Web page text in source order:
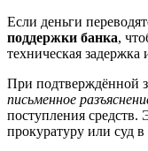
Если деньги
поддержки банка,
техническая задержка
При подтверждённой
письменное
поступления
прокуратуру или суд